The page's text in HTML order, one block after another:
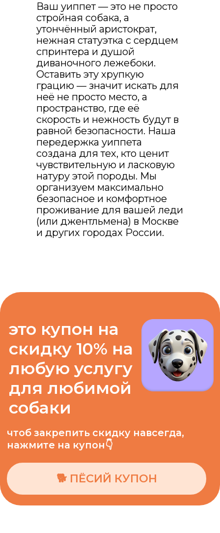
Ваш уиппет — это не просто
стройная собака, а
утончённый аристократ,
нежная статуэтка с сердцем
спринтера и душой
диваночного лежебоки.
Оставить эту хрупкую
грацию — значит искать для
неё не просто место, а
пространство, где её
скорость и нежность будут в
равной безопасности. Наша
передержка уиппета
создана для тех, кто ценит
чувствительную и ласковую
натуру этой породы. Мы
организуем максимально
безопасное и комфортное
проживание для вашей леди
(или джентльмена) в Москве
и других городах России.
это купон на
скидку 10% на
любую услугу
для любимой
собаки
чтоб закрепить скидку навсегда,
нажмите на купон👇
🐕 ПЁСИЙ КУПОН